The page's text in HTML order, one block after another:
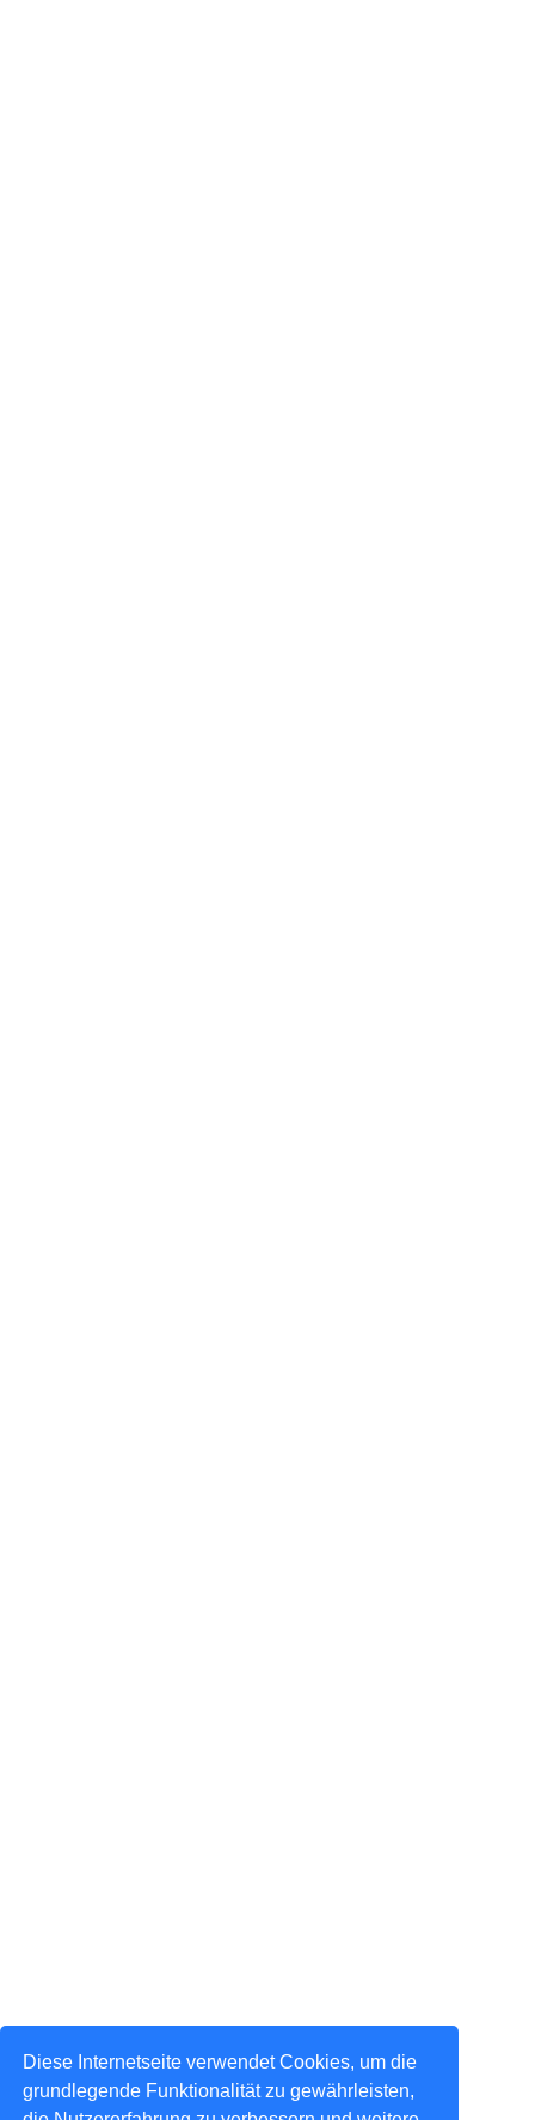
Diese Internetseite verwendet Cookies, um die
grundlegende Funktionalität zu gewährleisten,